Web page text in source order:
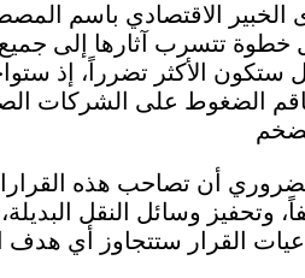
الخبير الاقتصادي باسم
تتسرب آثارها إلى جميع
ستكون الأكثر تضرراً، إذ
الضغوط على الشركات
أن تصاحب هذه
وتحفيز وسائل النقل